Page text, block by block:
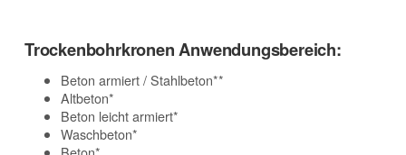
Trockenbohrkronen Anwendungsbereich:
Beton armiert / Stahlbeton**
Altbeton*
Beton leicht armiert*
Waschbeton*